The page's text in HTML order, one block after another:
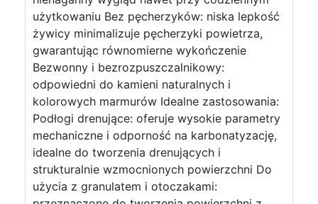
użytkowaniu Bez pęcherzyków: niska lepkość
żywicy minimalizuje pęcherzyki powietrza,
gwarantując równomierne wykończenie
Bezwonny i bezrozpuszczalnikowy:
odpowiedni do kamieni naturalnych i
kolorowych marmurów Idealne zastosowania:
Podłogi drenujące: oferuje wysokie parametry
mechaniczne i odporność na karbonatyzację,
idealne do tworzenia drenujących i
strukturalnie wzmocnionych powierzchni Do
użycia z granulatem i otoczakami: